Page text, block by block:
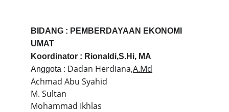
BIDANG : PEMBERDAYAAN EKONOMI
UMAT
Koordinator : Rionaldi,S.Hi, MA
Anggota : Dadan Herdiana,A.Md
Achmad Abu Syahid
M. Sultan
Mohammad Ikhlas